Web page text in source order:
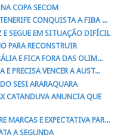
COPA SECOM
CONQUISTA A FIBA ...
SEGUE EM SITUAÇÃO DIFÍCIL
PARA RECONSTRUIR
E FICA FORA DAS OLIM...
E PRECISA VENCER A AUST...
SESI ARARAQUARA
CATANDUVA ANUNCIA QUE
MARCAS E EXPECTATIVA PAR...
A SEGUNDA